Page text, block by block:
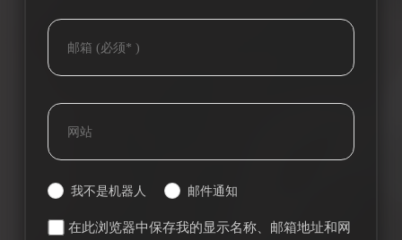
我不是机器人 邮件通知
在此浏览器中保存我的显示名称、邮箱地址和网